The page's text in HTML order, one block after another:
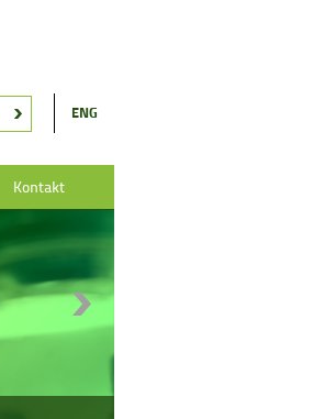
ENG
Kontakt